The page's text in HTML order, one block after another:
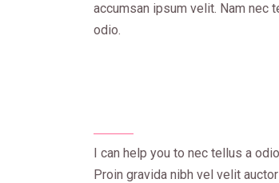
accumsan ipsum velit. Nam nec
odio.
I can help you to nec tellus a
Proin gravida nibh vel velit